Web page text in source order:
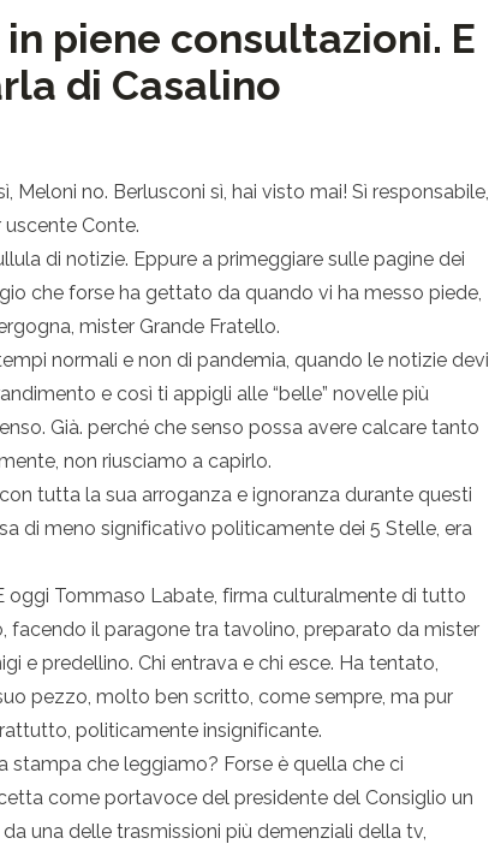
piene consultazioni. E
di Casalino
Meloni no. Berlusconi sì, hai visto mai! Sì responsabile,
Conte.
di notizie. Eppure a primeggiare sulle pagine dei
che forse ha gettato da quando vi ha messo piede,
mister Grande Fratello.
normali e non di pandemia, quando le notizie devi
e così ti appigli alle “belle” novelle più
Già. perché che senso possa avere calcare tanto
non riusciamo a capirlo.
tutta la sua arroganza e ignoranza durante questi
di meno significativo politicamente dei 5 Stelle, era
oggi Tommaso Labate, firma culturalmente di tutto
facendo il paragone tra tavolino, preparato da mister
e predellino. Chi entrava e chi esce. Ha tentato,
pezzo, molto ben scritto, come sempre, ma pur
politicamente insignificante.
stampa che leggiamo? Forse è quella che ci
come portavoce del presidente del Consiglio un
una delle trasmissioni più demenziali della tv,